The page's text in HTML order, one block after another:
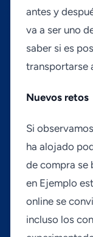
antes y
va a ser uno
saber si es
transportarse
Nuevos retos
Si
ha alojado
de compra se
en Ejemplo
online se
incluso los